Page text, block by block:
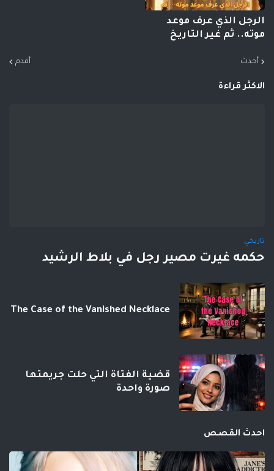
الرجل الذي عرف موعد
موته.. ثم غير التاريخ
أحدث أقدم
الاكثر قراءة
تاريخي
حكمه غيرت مصير رجل في بلاط الرشيد
The Case of the Vanished Necklace
قضية الفتاة التي حلت جريمتها
صورة واحدة
احدث القصص